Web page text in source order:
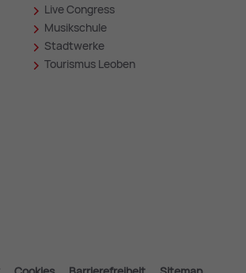
Live Congress
Musikschule
Stadtwerke
Tourismus Leoben